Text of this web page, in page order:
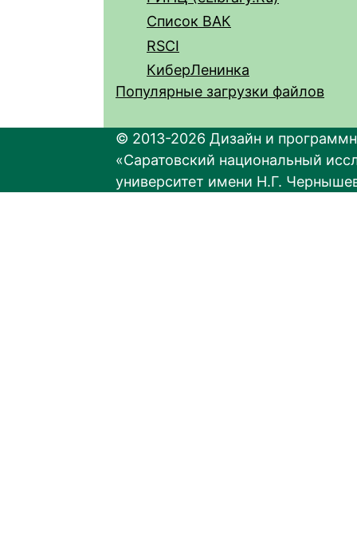
Список ВАК
RSCI
КиберЛенинка
Популярные загрузки файлов
© 2013-2026 Дизайн и
«Саратовский национальный
университет имени Н.Г.